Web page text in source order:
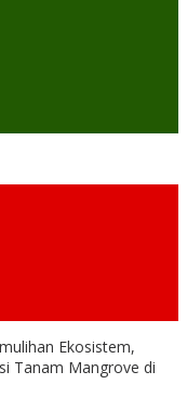
Ekosistem,
Tanam Mangrove di